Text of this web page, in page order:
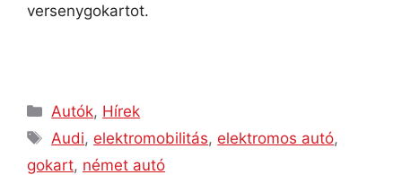
versenygokartot.
Autók, Hírek
Audi,elektromobilitás,elektromos autó,
gokart, német autó